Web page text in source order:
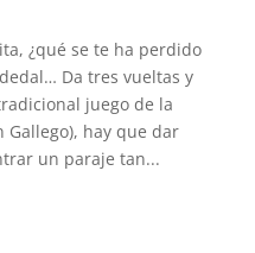
¿qué se te ha perdido
Da tres vueltas y
juego de la
Gallego), hay que dar
un paraje tan...